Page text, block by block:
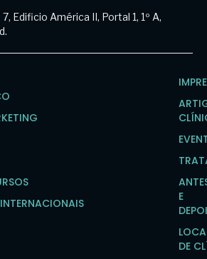
Edificio América II, Portal 1, 1º A,
E
DE